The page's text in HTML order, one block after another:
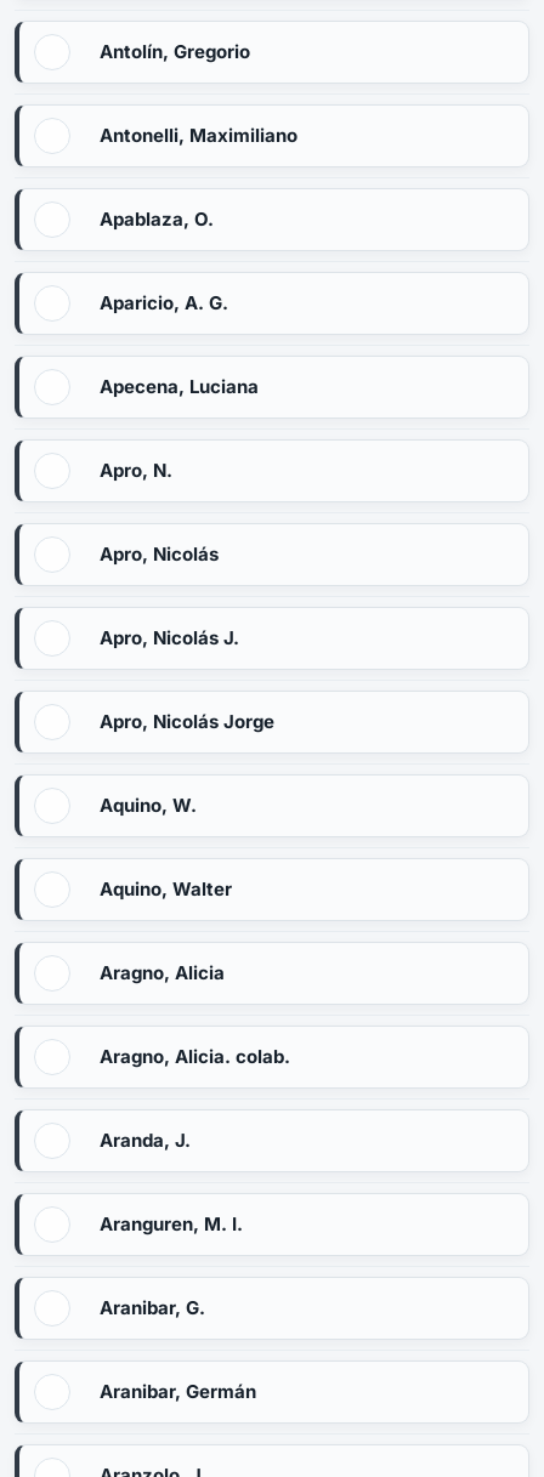
Antolín, Gregorio
Antonelli, Maximiliano
Apablaza, O.
Aparicio, A. G.
Apecena, Luciana
Apro, N.
Apro, Nicolás
Apro, Nicolás J.
Apro, Nicolás Jorge
Aquino, W.
Aquino, Walter
Aragno, Alicia
Aragno, Alicia. colab.
Aranda, J.
Aranguren, M. I.
Aranibar, G.
Aranibar, Germán